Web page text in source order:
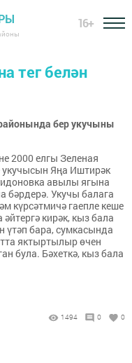
16+
тег белән
бер укучыны
2000 елгы Зеленая
Яңа Иштирәк
авылы ягына
бәрдерә. Укучы балага
күрсәтмичә гаепле кеше
кирәк, кыз бала
үтәп бара, сумкасында
яктыртылыр өчен
була. Бәхеткә, кыз бала
1494 0 0